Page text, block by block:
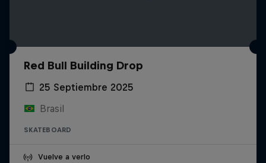
Red Bull Building Drop
25 Septiembre 2025
Brasil
SKATEBOARD
Vuelve a verlo